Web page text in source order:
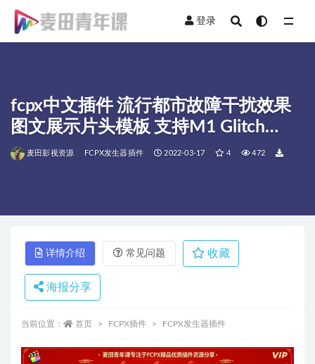
登录
fcpx中文插件 流行都市故障干扰效果
图文展示片头模板 支持M1 Glitch
Urban Opener
麦田影视资源 FCPX发生器插件 2022-03-17 4 472
详情介绍 常见问题 收藏
海报分享
当前位置： 首页 FCPX插件 FCPX发生器插件